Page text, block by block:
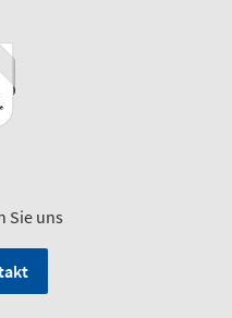
Sie uns